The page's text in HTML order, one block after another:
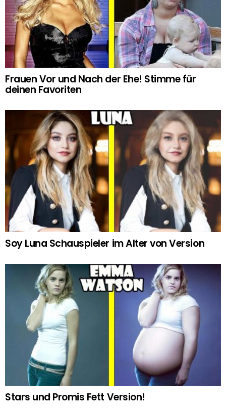
Frauen Vor und Nach der Ehe! Stimme für
deinen Favoriten
Soy Luna Schauspieler im Alter von Version
Stars und Promis Fett Version!